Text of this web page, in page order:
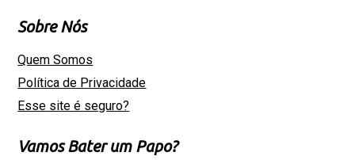
Sobre Nós
Quem Somos
Política de Privacidade
Esse site é seguro?
Vamos Bater um Papo?